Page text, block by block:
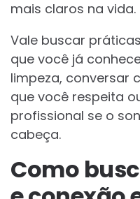
mais claros na vida.
Vale buscar
que você já
limpeza, conversar
que você respeita
profissional se o
cabeça.
Como